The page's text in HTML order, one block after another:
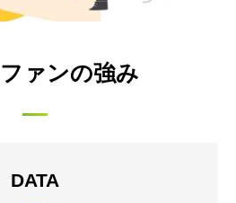
ァンの強み
DATA